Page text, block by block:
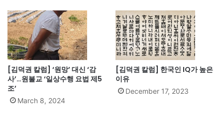
[김덕권 칼럼] ‘원망’ 대신 ‘감
사’…원불교 ‘일상수행 요법 제5
조’
March 8, 2024
[김덕권 칼럼] 한국인 IQ가 높은
이유
December 17, 2023